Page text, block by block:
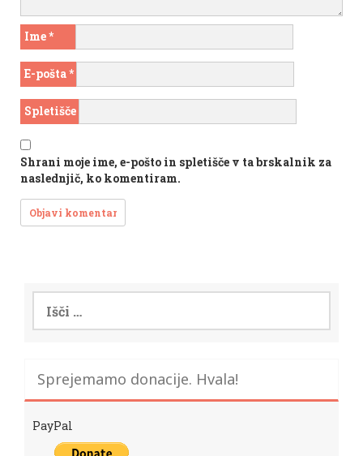
Ime*
E-pošta*
Spletišče
Shrani moje ime, e-pošto in spletišče v ta brskalnik za
naslednjič, ko komentiram.
Išči:
Sprejemamo donacije. Hvala!
PayPal